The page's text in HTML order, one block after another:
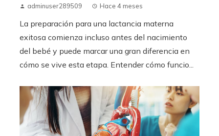
adminuser289509 Hace 4 meses
La preparación para una lactancia materna
exitosa comienza incluso antes del nacimiento
del bebé y puede marcar una gran diferencia en
cómo se vive esta etapa. Entender cómo funcio...